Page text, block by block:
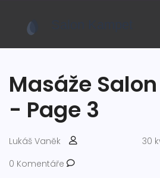
Masáže
- Page 3
Lukáš Vaněk
30
0 Komentáře